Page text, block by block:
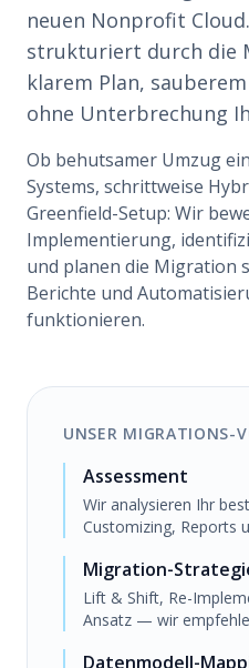
neuen Nonprofit
strukturiert durch die
klarem Plan,
ohne Unterbrechung
Ob behutsamer Umzug
Systems, schrittweise
Greenfield-Setup: Wir
Implementierung,
und planen die Migration
Berichte und
funktionieren.
UNSER MIGRATIONS-
Assessment
Wir analysieren Ihr
Customizing, Reports
Migration-
Lift & Shift, Re-
Ansatz — wir
Datenmodell-